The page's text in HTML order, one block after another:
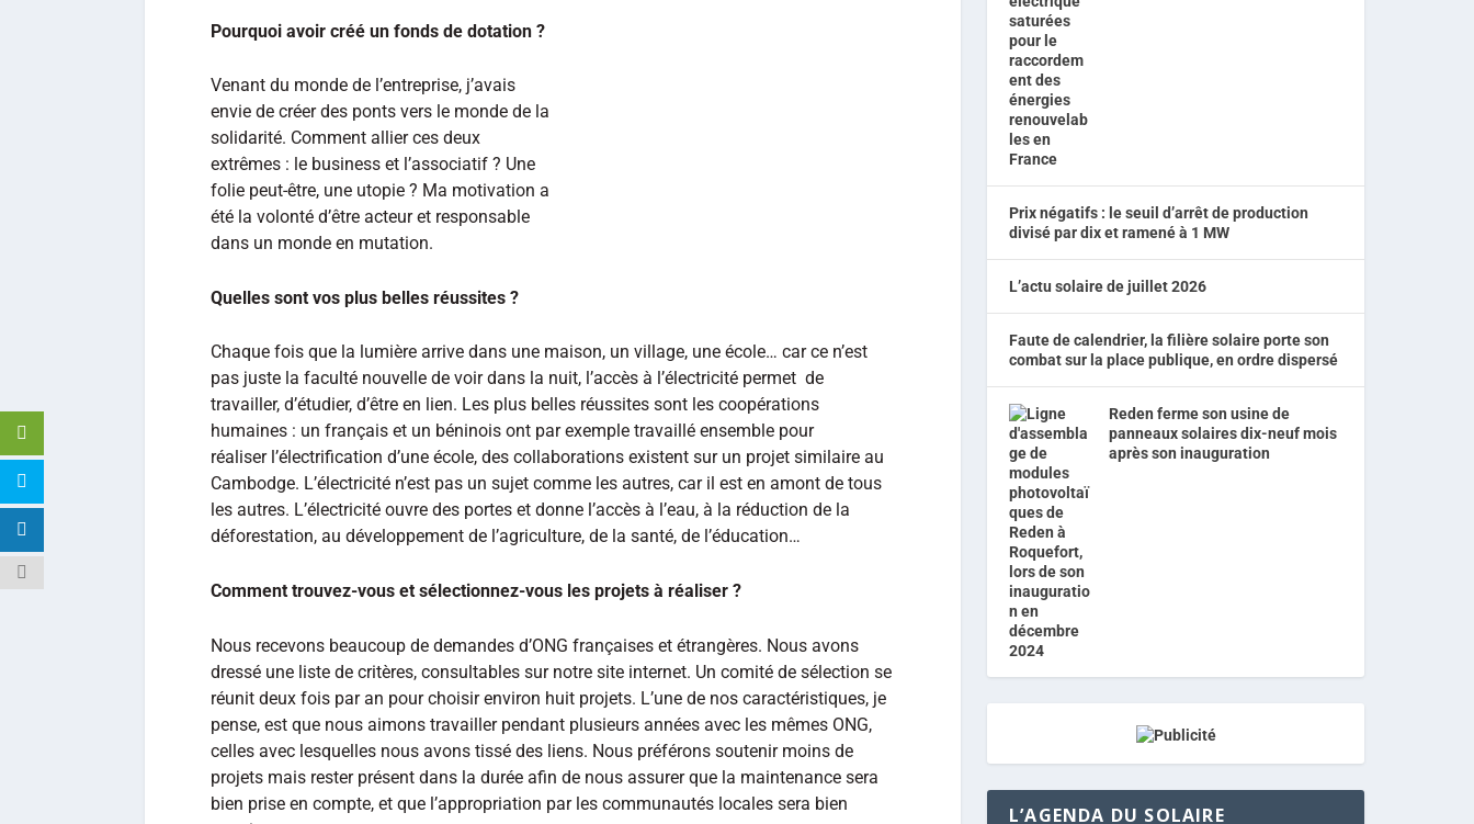
Pourquoi avoir créé un fonds de dotation ?
Venant du monde de l’entreprise, j’avais
envie de créer des ponts vers le monde de la
solidarité. Comment allier ces deux
extrêmes : le business et l’associatif ? Une
folie peut-être, une utopie ? Ma motivation a
été la volonté d’être acteur et responsable
dans un monde en mutation.
Quelles sont vos plus belles réussites ?
Chaque fois que la lumière arrive dans une maison, un village, une école… car ce n’est
pas juste la faculté nouvelle de voir dans la nuit, l’accès à l’électricité permet de
travailler, d’étudier, d’être en lien. Les plus belles réussites sont les coopérations
humaines : un français et un béninois ont par exemple travaillé ensemble pour
réaliser l’électrification d’une école, des collaborations existent sur un projet similaire au
Cambodge. L’électricité n’est pas un sujet comme les autres, car il est en amont de tous
les autres. L’électricité ouvre des portes et donne l’accès à l’eau, à la réduction de la
déforestation, au développement de l’agriculture, de la santé, de l’éducation…
Comment trouvez-vous et sélectionnez-vous les projets à réaliser ?
Nous recevons beaucoup de demandes d’ONG françaises et étrangères. Nous avons
dressé une liste de critères, consultables sur notre site internet. Un comité de sélection se
réunit deux fois par an pour choisir environ huit projets. L’une de nos caractéristiques, je
pense, est que nous aimons travailler pendant plusieurs années avec les mêmes ONG,
celles avec lesquelles nous avons tissé des liens. Nous préférons soutenir moins de
projets mais rester présent dans la durée afin de nous assurer que la maintenance sera
bien prise en compte, et que l’appropriation par les communautés locales sera bien
Prix négatifs : le seuil d’arrêt de production
divisé par dix et ramené à 1 MW
L’actu solaire de juillet 2026
Faute de calendrier, la filière solaire porte son
combat sur la place publique, en ordre dispersé
Reden ferme son usine de
panneaux solaires dix-neuf mois
après son inauguration
L’AGENDA DU SOLAIRE